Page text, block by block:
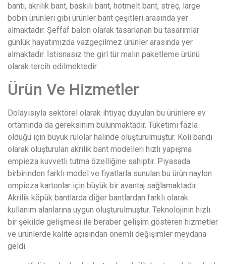
bantı, akrilik bant, baskılı bant, hotmelt bant, streç, large
bobin ürünleri gibi ürünler bant çeşitleri arasında yer
almaktadır. Şeffaf balon olarak tasarlanan bu tasarımlar
günlük hayatımızda vazgeçilmez ürünler arasında yer
almaktadır. İstisnasız the girl tür malın paketleme ürünü
olarak tercih edilmektedir.
Ürün Ve Hizmetler
Dolayısıyla sektörel olarak ihtiyaç duyulan bu ürünlere ev
ortamında da gereksinim bulunmaktadır. Tüketimi fazla
olduğu için büyük rulolar halinde oluşturulmuştur. Koli bandı
olarak oluşturulan akrilik bant modelleri hızlı yapışma
empieza kuvvetli tutma özelliğine sahiptir. Piyasada
birbirinden farklı model ve fiyatlarla sunulan bu ürün naylon
empieza kartonlar için büyük bir avantaj sağlamaktadır.
Akrilik köpük bantlarda diğer bantlardan farklı olarak
kullanım alanlarına uygun oluşturulmuştur. Teknolojinin hızlı
bir şekilde gelişmesi ile beraber gelişim gösteren hizmetler
ve ürünlerde kalite açısından önemli değişimler meydana
geldi.